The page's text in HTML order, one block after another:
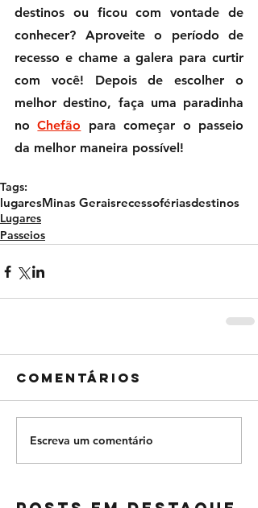
destinos ou ficou com vontade de
conhecer? Aproveite o período de
recesso e chame a galera para curtir
com você! Depois de escolher o
melhor destino, faça uma paradinha
no Chefão para começar o passeio
da melhor maneira possível!
Tags:
lugaresMinas Geraisrecessofériasdestinos
Lugares
Passeios
Comentários
Escreva um comentário